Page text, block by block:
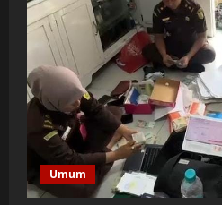
Umum